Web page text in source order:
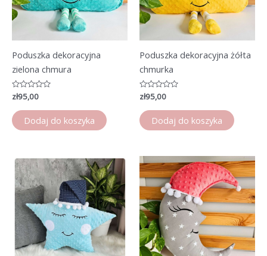
Poduszka dekoracyjna
zielona chmura
Oceniono
0
na
5
zł95,00
Dodaj do koszyka
Poduszka dekoracyjna żółta
chmurka
Oceniono
0
na
5
zł95,00
Dodaj do koszyka